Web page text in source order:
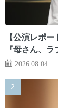
【公演レポ
『母さん、ラ
2026.08.04